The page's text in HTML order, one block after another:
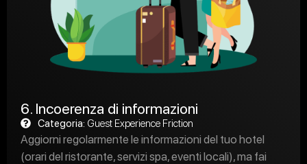
6. Incoerenza di informazioni
Categoria: Guest Experience Friction
Aggiorni regolarmente le informazioni del tuo hotel
(orari del ristorante, servizi spa, eventi locali), ma fai